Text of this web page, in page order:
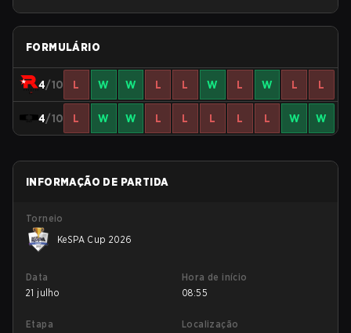
FORMULÁRIO
4/10 L W W L L W L W L L
4/10 L W W L L L L L W W
INFORMAÇÃO DE PARTIDA
Torneio
KeSPA Cup 2026
Data
21 julho
Hora de início
08:55
Etapa
Localização